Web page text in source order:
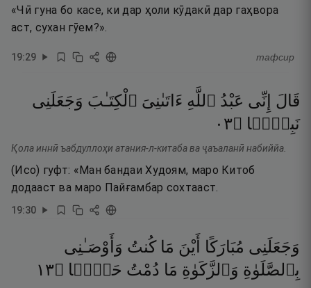
«Чӣ гуна бо касе, ки дар ҳоли кӯдакӣ дар гаҳвора
аст, сухан гӯем?».
19:29 тафсир
قَالَ إِنِّى عَبْدُ ٱللَّهِ ءَاتَىٰنِىَ ٱلْكِتَـٰبَ وَجَعَلَنِى
نَبِيًّۭا ۝٣٠
Қола иннӣ ъабдуллоҳи атания-л-китаба ва ҷаъаланӣ набиййа.
(Исо) гуфт: «Ман бандаи Худоям, маро Китоб
додааст ва маро Пайғамбар сохтааст.
19:30
وَجَعَلَنِى مُبَارَكًا أَيْنَ مَا كُنتُ وَأَوْصَـٰنِى
بِٱلصَّلَوٰةِ وَٱلزَّكَوٰةِ مَا دُمْتُ حَيًّۭا ۝٣١